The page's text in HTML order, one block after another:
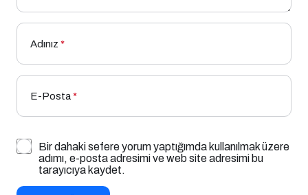
Adınız *
E-Posta*
Bir dahaki sefere yorum yaptığımda kullanılmak üzere
adımı, e-posta adresimi ve web site adresimi bu
tarayıcıya kaydet.